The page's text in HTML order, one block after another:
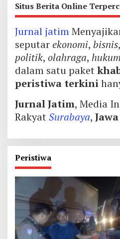
Situs Berita Online
Jurnal jatim
seputarekonomi, bisnis,
politik, olahraga, hukum
dalam satu paket
peristiwa terkini
Jurnal Jatim, Media
RakyatSurabaya,
Peristiwa